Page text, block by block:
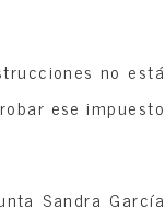
no está
ese impuesto
Sandra García